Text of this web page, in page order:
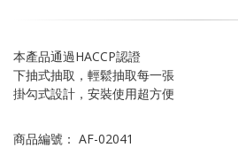
本產品通過HACCP認證
下抽式抽取，輕鬆抽取每一張
掛勾式設計，安裝使用超方便
商品編號： AF-02041